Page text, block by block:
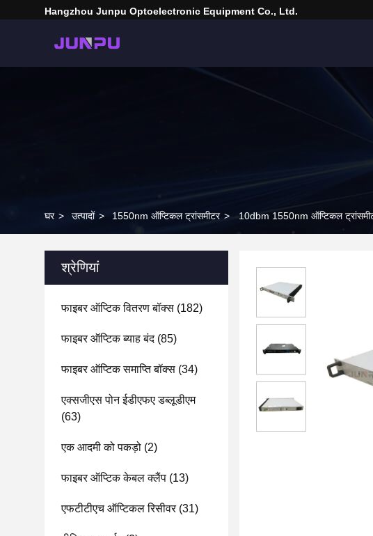
Hangzhou Junpu Optoelectronic Equipment Co., Ltd.
घर > उत्पादों > 1550nm ऑप्टिकल ट्रांसमीटर > 10dbm 1550nm ऑप्टिकल
श्रेणियां
फाइबर ऑप्टिक वितरण बॉक्स (182)
फाइबर ऑप्टिक ब्याह बंद(85)
फाइबर ऑप्टिक समाप्ति बॉक्स (34)
एक्सजीएस पोन ईडीएफए डब्लूडीएम
(63)
एक आदमी को पकड़ो (2)
फाइबर ऑप्टिक केबल क्लैंप (13)
एफटीटीएच ऑप्टिकल रिसीवर(31)